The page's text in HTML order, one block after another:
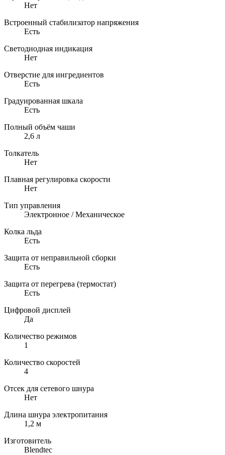
Нет
Встроенный стабилизатор напряжения
Есть
Светодиодная индикация
Нет
Отверстие для ингредиентов
Есть
Градуированная шкала
Есть
Полный объём чаши
2,6 л
Толкатель
Нет
Плавная регулировка скорости
Нет
Тип управления
Электронное / Механическое
Колка льда
Есть
Защита от неправильной сборки
Есть
Защита от перегрева (термостат)
Есть
Цифровой дисплей
Да
Количество режимов
1
Количество скоростей
4
Отсек для сетевого шнура
Нет
Длина шнура электропитания
1,2 м
Изготовитель
Blendtec